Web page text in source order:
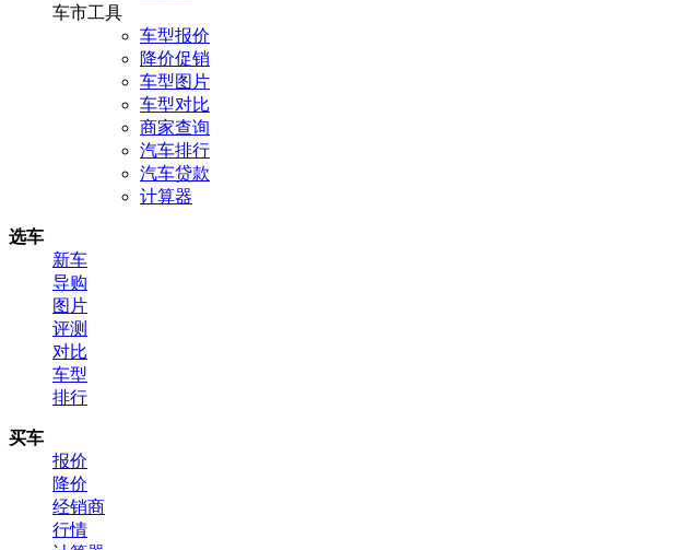
车市工具
车型报价
降价促销
车型图片
车型对比
商家查询
汽车排行
汽车贷款
计算器
选车
新车
导购
图片
评测
对比
车型
排行
买车
报价
降价
经销商
行情